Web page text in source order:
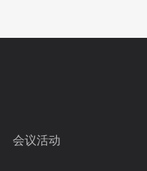
会议活动